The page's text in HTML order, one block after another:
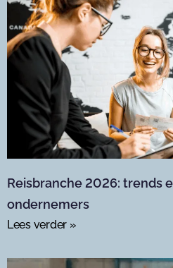
Reisbranche 2026: trends
ondernemers
Lees verder »